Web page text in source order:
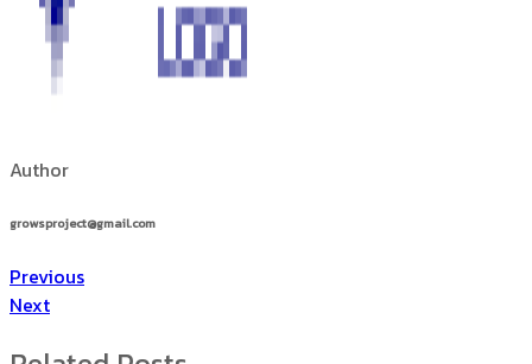
Author
growsproject@gmail.com
Previous
Next